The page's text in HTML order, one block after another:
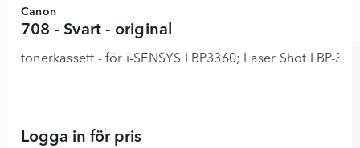
Canon
708 - Svart - original
tonerkassett - för i-SENSYS LBP3360; Laser Shot LBP-
Logga in för pris708 - Svart - original - 8994672 -